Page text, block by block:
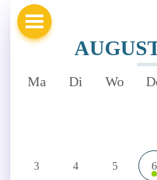
Ma Di Wo
3 4 5 6